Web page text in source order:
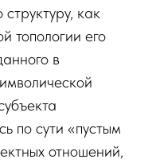
как
топологии его
в
по сути «пустым
отношений,